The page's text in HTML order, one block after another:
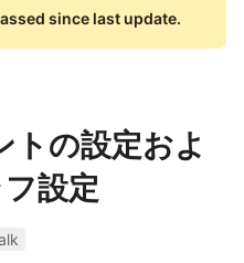
since last update.
トの設定およ
設定